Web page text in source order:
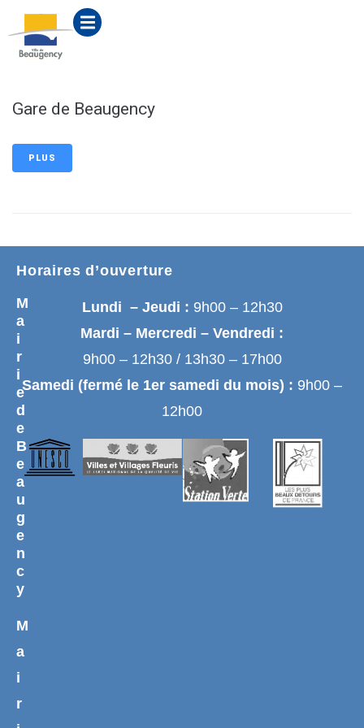
principal
Gare de Beaugency
PLUS
M
a
i
r
i
e
d
e
B
e
a
u
g
e
n
c
y
M
a
i
r
Horaires d’ouverture
Lundi – Jeudi : 9h00 – 12h30
Mardi – Mercredi – Vendredi :
9h00 – 12h30 / 13h30 – 17h00
Samedi (fermé le 1er samedi du mois) : 9h00 –
12h00